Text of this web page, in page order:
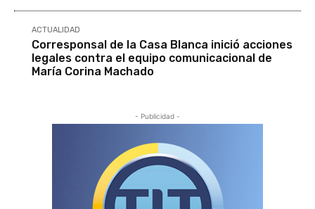
ACTUALIDAD
Corresponsal de la Casa Blanca inició acciones
legales contra el equipo comunicacional de
María Corina Machado
- Publicidad -